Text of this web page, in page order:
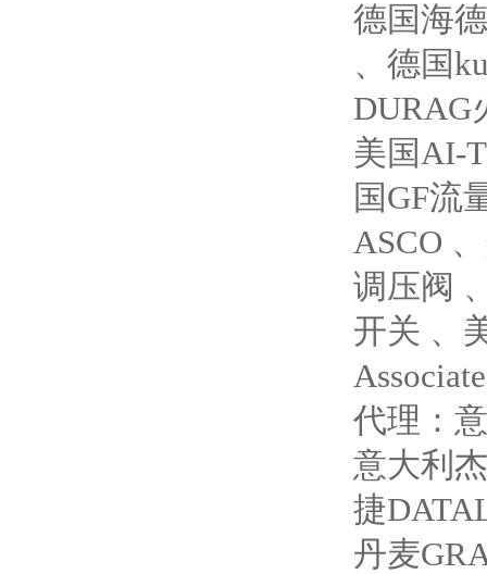
德国海
、德国
DURAG
美国AI-
国GF流
ASCO
调压阀
开关 、
代理：
意大利
捷
丹麦